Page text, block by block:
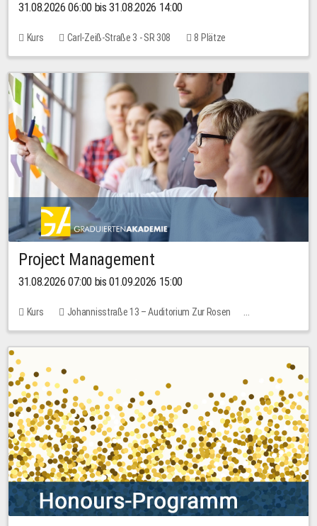
31.08.2026 06:00 bis 31.08.2026 14:00
Kurs Carl-Zeiß-Straße 3 - SR 308 8 Plätze
Project Management
31.08.2026 07:00 bis 01.09.2026 15:00
Kurs
Johannisstraße 13 – Auditorium Zur Rosen
Keine freien Plätze
30,00 EUR